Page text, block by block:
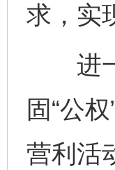
求，实
进一
固“公
营利活